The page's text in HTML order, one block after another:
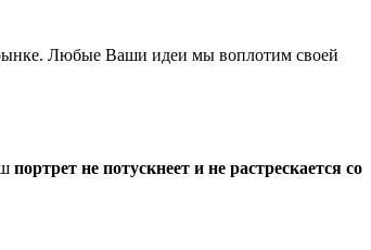
Любые Ваши идеи мы воплотим своей
портрет не потускнеет и не растрескается со